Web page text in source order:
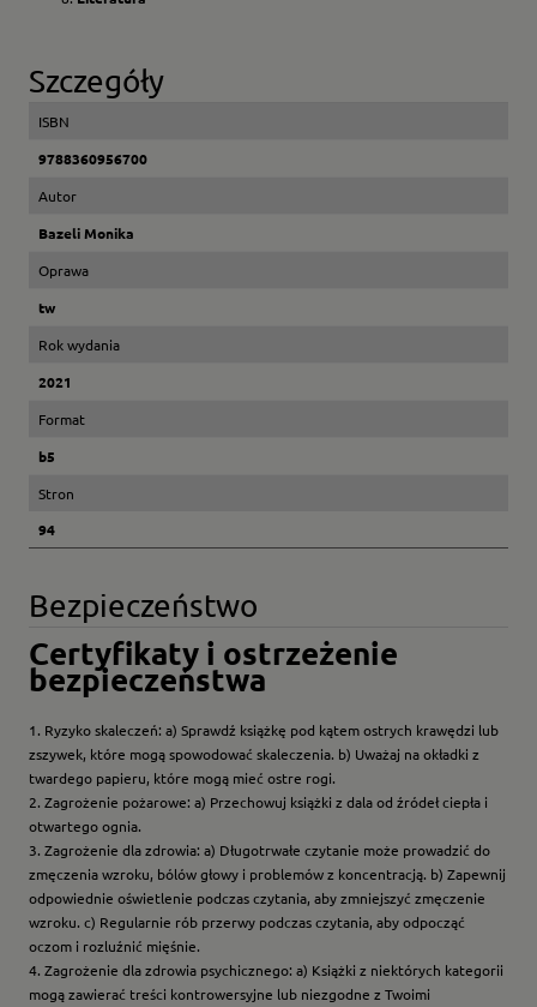
Szczegóły
ISBN
9788360956700
Autor
Bazeli Monika
Oprawa
tw
Rok wydania
2021
Format
b5
Stron
94
Bezpieczeństwo
Certyfikaty i ostrzeżenie
bezpieczeństwa
1. Ryzyko skaleczeń: a) Sprawdź książkę pod kątem ostrych krawędzi lub
zszywek, które mogą spowodować skaleczenia. b) Uważaj na okładki z
twardego papieru, które mogą mieć ostre rogi.
2. Zagrożenie pożarowe: a) Przechowuj książki z dala od źródeł ciepła i
otwartego ognia.
3. Zagrożenie dla zdrowia: a) Długotrwałe czytanie może prowadzić do
zmęczenia wzroku, bólów głowy i problemów z koncentracją. b) Zapewnij
odpowiednie oświetlenie podczas czytania, aby zmniejszyć zmęczenie
wzroku. c) Regularnie rób przerwy podczas czytania, aby odpocząć
oczom i rozluźnić mięśnie.
4. Zagrożenie dla zdrowia psychicznego: a) Książki z niektórych kategorii
mogą zawierać treści kontrowersyjne lub niezgodne z Twoimi